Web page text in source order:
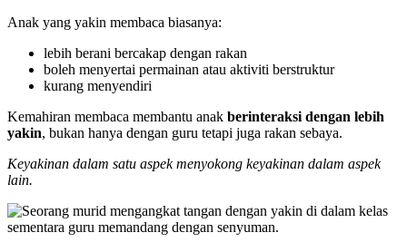
Anak yang yakin membaca biasanya:
lebih berani bercakap dengan rakan
boleh menyertai permainan atau aktiviti berstruktur
kurang menyendiri
Kemahiran membaca membantu anak berinteraksi dengan lebih
yakin, bukan hanya dengan guru tetapi juga rakan sebaya.
Keyakinan dalam satu aspek menyokong keyakinan dalam aspek
lain.